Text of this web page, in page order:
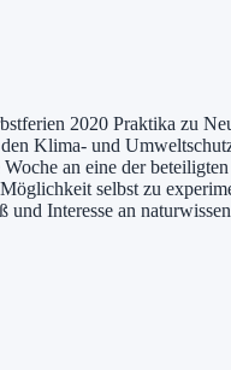
2020 Praktika zu
Klima- und
an eine der
selbst zu
Interesse an